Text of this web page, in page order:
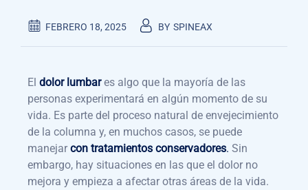
FEBRERO 18, 2025 BY SPINEAX
El dolor lumbares algo que la mayoría de las
personas experimentará en algún momento de su
vida. Es parte del proceso natural de envejecimiento
de la columna y, en muchos casos, se puede
manejar con tratamientos conservadores. Sin
embargo, hay situaciones en las que el dolor no
mejora y empieza a afectar otras áreas de la vida.